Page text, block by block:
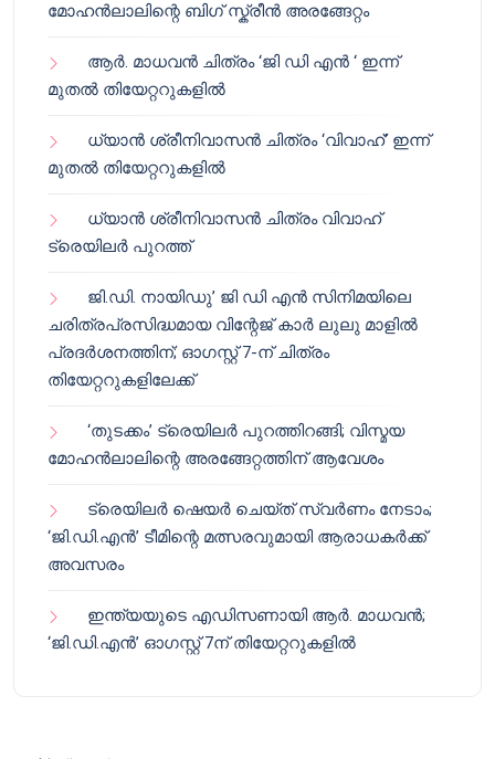
മോഹൻലാലിന്റെ ബിഗ് സ്ക്രീൻ അരങ്ങേറ്റം
ആർ. മാധവൻ ചിത്രം ‘ജി ഡി എൻ ‘ ഇന്ന്
മുതൽ തിയേറ്ററുകളിൽ
ധ്യാൻ ശ്രീനിവാസൻ ചിത്രം ‘വിവാഹ്’ ഇന്ന്
മുതൽ തിയേറ്ററുകളിൽ
ധ്യാൻ ശ്രീനിവാസൻ ചിത്രം വിവാഹ്
ട്രെയിലർ പുറത്ത്
ജി.ഡി. നായിഡു’ ജി ഡി എൻ സിനിമയിലെ
ചരിത്രപ്രസിദ്ധമായ വിന്റേജ് കാർ ലുലു മാളിൽ
പ്രദർശനത്തിന്; ഓഗസ്റ്റ് 7-ന് ചിത്രം
തിയേറ്ററുകളിലേക്ക്
‘തുടക്കം’ ട്രെയിലർ പുറത്തിറങ്ങി; വിസ്മയ
മോഹൻലാലിന്റെ അരങ്ങേറ്റത്തിന് ആവേശം
ട്രെയിലർ ഷെയർ ചെയ്‌ത് സ്വർണം നേടാം;
‘ജി.ഡി.എൻ’ ടീമിന്റെ മത്സരവുമായി ആരാധകർക്ക്
അവസരം
ഇന്ത്യയുടെ എഡിസണായി ആർ. മാധവൻ;
‘ജി.ഡി.എൻ’ ഓഗസ്റ്റ് 7ന് തിയേറ്ററുകളിൽ